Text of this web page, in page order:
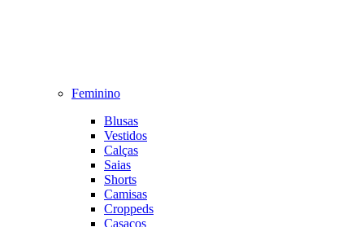
Feminino
Blusas
Vestidos
Calças
Saias
Shorts
Camisas
Croppeds
Casacos